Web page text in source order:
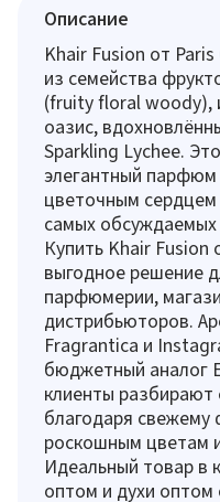
Описание
Khair Fusion от
из семейства
(fruity floral woody),
оазис,
Sparkling Lychee.
элегантный
цветочным
самых обсуждаемых
Купить Khair
выгодное решение
парфюмерии,
дистрибьюторов.
Fragrantica и
бюджетный аналог
клиенты разбирают
благодаря свежему
роскошным цветам
Идеальный товар в
оптом и духи оптом